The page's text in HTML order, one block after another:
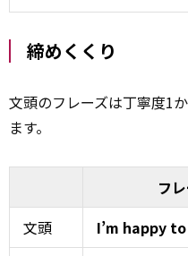
締めくくり
文頭のフレーズは丁寧度1
ます。
フ
文頭
I’m happy